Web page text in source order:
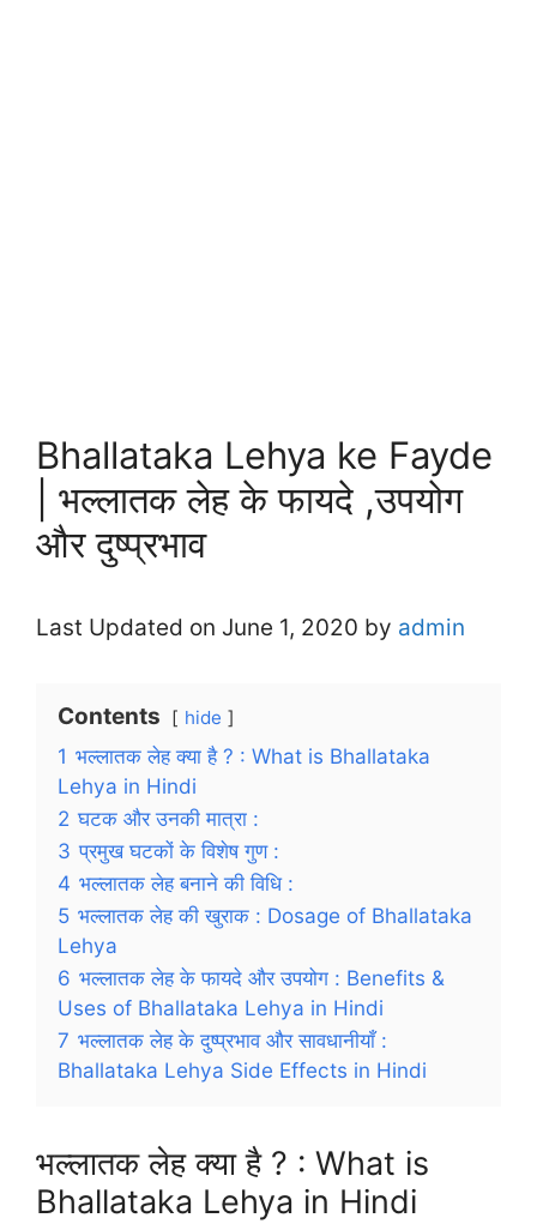
Bhallataka Lehya ke Fayde
| भल्लातक लेह के फायदे ,उपयोग
और दुष्प्रभाव
Last Updated on June 1, 2020 by admin
Contents hide
1 भल्लातक लेह क्या है ? : What is Bhallataka
Lehya in Hindi
2 घटक और उनकी मात्रा :
3 प्रमुख घटकों के विशेष गुण :
4 भल्लातक लेह बनाने की विधि :
5 भल्लातक लेह की खुराक : Dosage of Bhallataka
Lehya
6 भल्लातक लेह के फायदे और उपयोग : Benefits &
Uses of Bhallataka Lehya in Hindi
7 भल्लातक लेह के दुष्प्रभाव और सावधानीयाँ :
Bhallataka Lehya Side Effects in Hindi
भल्लातक लेह क्या है ? : What is
Bhallataka Lehya in Hindi